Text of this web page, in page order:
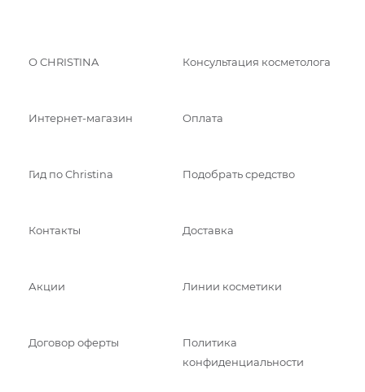
О CHRISTINA Консультация косметолога
Интернет-магазин Оплата
Гид по Christina Подобрать средство
Контакты Доставка
Акции Линии косметики
Договор оферты
Политика
конфиденциальности